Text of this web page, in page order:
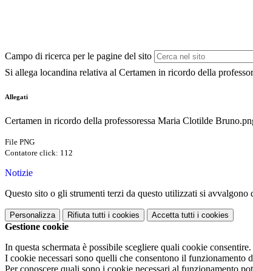
Campo di ricerca per le pagine del sito
Si allega locandina relativa al Certamen in ricordo della
Allegati
Certamen in ricordo della professoressa Maria Clotilde
File PNG
Contatore click: 112
Notizie
Questo sito o gli strumenti terzi da questo utilizzati si
Personalizza Rifiuta tutti i cookies Accetta tutti i cookies
Gestione cookie
In questa schermata è possibile scegliere quali cookie consentire.
I cookie necessari sono quelli che consentono il funzionamento
Per conoscere quali sono i cookie necessari al funzionamento